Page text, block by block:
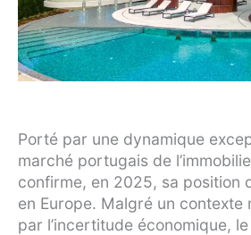
Porté par une dynamique
marché portugais de
confirme, en 2025, sa position
en Europe. Malgré un contexte
par l’incertitude économique,